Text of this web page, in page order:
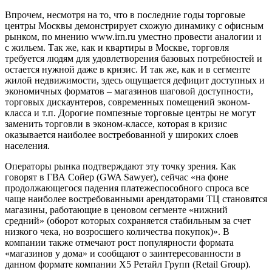
Впрочем, несмотря на то, что в последние годы торговые
центры Москвы демонстрирует схожую динамику с офисным
рынком, по мнению www.irn.ru уместно провести аналогии и
с жильем. Так же, как и квартиры в Москве, торговля
требуется людям для удовлетворения базовых потребностей и
остается нужной даже в кризис. И так же, как и в сегменте
жилой недвижимости, здесь ощущается дефицит доступных и
экономичных форматов – магазинов шаговой доступности,
торговых дискаунтеров, современных помещений эконом-
класса и т.п. Дорогие помпезные торговые центры не могут
заменить торговли в эконом-классе, которая в кризис
оказывается наиболее востребованной у широких слоев
населения.
Операторы рынка подтверждают эту точку зрения. Как
говорят в ГВА Сойер (GWA Sawyer), сейчас «на фоне
продолжающегося падения платежеспособного спроса все
чаще наиболее востребованными арендаторами ТЦ становятся
магазины, работающие в ценовом сегменте «нижний
средний» (оборот которых сохраняется стабильным за счет
низкого чека, но возросшего количества покупок)». В
компании также отмечают рост популярности формата
«магазинов у дома» и сообщают о заинтересованности в
данном формате компании Х5 Ретайл Групп (Retail Group).